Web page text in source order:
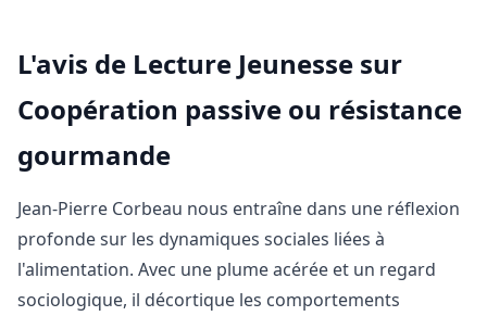
L'avis de Lecture Jeunesse sur
Coopération passive ou résistance
gourmande
Jean-Pierre Corbeau nous entraîne dans une réflexion
profonde sur les dynamiques sociales liées à
l'alimentation. Avec une plume acérée et un regard
sociologique, il décortique les comportements